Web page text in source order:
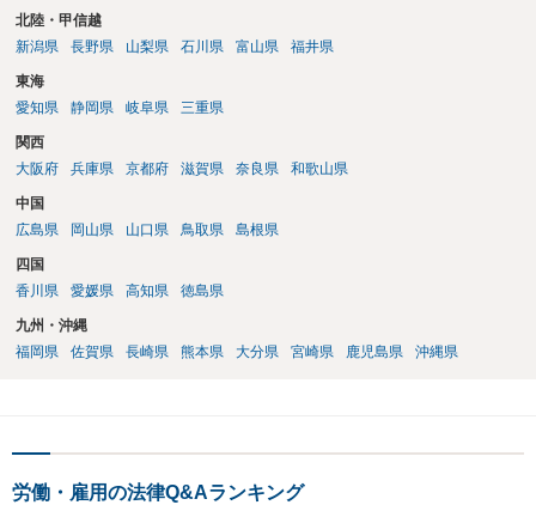
が・・・）。極めて専門的な話ですので、詳細もしくは対応を最寄り
北陸・甲信越
新潟県
長野県 山梨県 石川県 富山県 福井県
東海
愛知県
静岡県 岐阜県 三重県
関西
大阪府
兵庫県 京都府 滋賀県 奈良県 和歌山県
中国
広島県
岡山県 山口県 鳥取県 島根県
四国
香川県
愛媛県 高知県 徳島県
九州・沖縄
福岡県
佐賀県 長崎県 熊本県 大分県 宮崎県 鹿児島県 沖縄県
労働・雇用の法律Q&Aランキング